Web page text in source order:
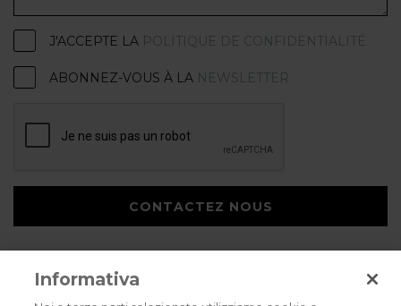
J'ACCEPTE LA POLITIQUE DE CONFIDENTIALITÉ
ABONNEZ-VOUS À LA NEWSLETTER
CONTACTEZ NOUS
Informativa